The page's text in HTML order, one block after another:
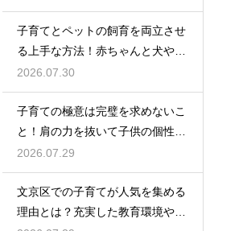
生きるためのヒント
子育てとペットの飼育を両立させ
る上手な方法！赤ちゃんと犬や猫
が安全に仲良く暮らすための環境
作りと注意点
2026.07.30
子育ての極意は完璧を求めないこ
と！肩の力を抜いて子供の個性を
尊重しながら笑顔で育児を楽しむ
ためのマインド
2026.07.29
文京区での子育てが人気を集める
理由とは？充実した教育環境や支